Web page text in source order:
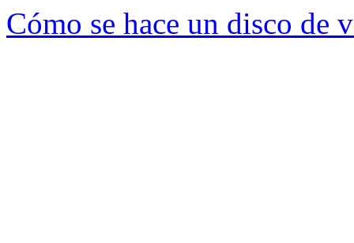
Cómo se hace un disco de